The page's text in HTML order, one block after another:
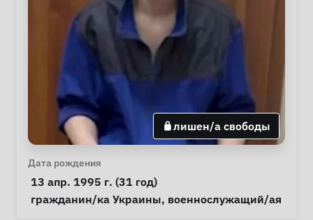
лишен/а свободы
Личная информация
Дата рождения
13 апр. 1995 г. (31 год)
Особые обстоятельства
гражданин/ка Украины, военнослужащий/ая